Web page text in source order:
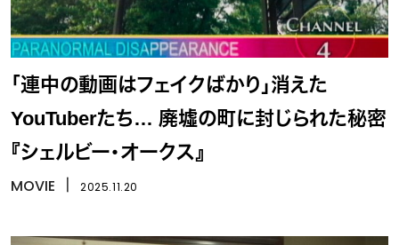
「連中の動画はフェイクばかり」消えた
YouTuberたち… 廃墟の町に封じられた秘密
『シェルビー・オークス』
MOVIE 2025.11.20